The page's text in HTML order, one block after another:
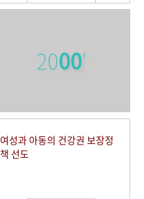
2000'
여성과 아동의 건강권 보장정
책 선도